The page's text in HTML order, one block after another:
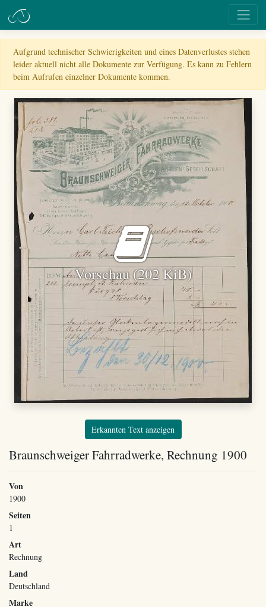
Aufgrund technischer Schwierigkeiten und eines Datenverlustes stehen
leider aktuell nicht alle Dokumente zur Verfügung. Es kann zu Fehlern
beim Aufrufen einzelner Dokumente kommen.
Vorschau (202 KiB)
Erkannten Text anzeigen
Braunschweiger Fahrradwerke, Rechnung 1900
Von
1900
Seiten
1
Art
Rechnung
Land
Deutschland
Marke